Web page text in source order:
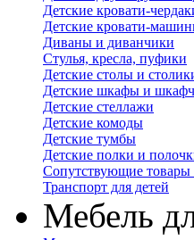
Детские кровати-
Детские кровати-
Диваны и диванчики
Стулья, кресла, пуфики
Детские столы и
Детские шкафы и
Детские стеллажи
Детские комоды
Детские тумбы
Детские полки и
Сопутствующие товары
Транспорт для детей
Мебель